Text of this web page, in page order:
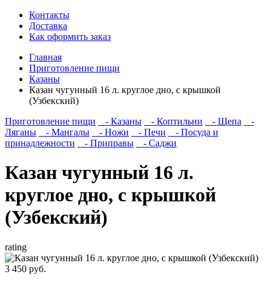
Контакты
Доставка
Как оформить заказ
Главная
Приготовление пищи
Казаны
Казан чугунный 16 л. круглое дно, с крышкой
(Узбекский)
Приготовление пищи
- Казаны - Коптильни - Щепа
-
Ляганы
- Мангалы - Ножи - Печи
- Посуда и
принадлежности
- Приправы - Саджи
Казан чугунный 16 л.
круглое дно, с крышкой
(Узбекский)
rating
3 450 руб.